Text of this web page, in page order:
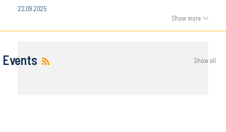
22.09.2025
Show more
Events Show all